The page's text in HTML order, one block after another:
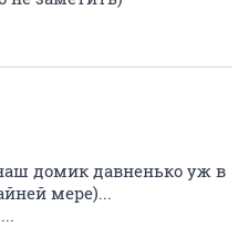
домик давненько уж в
мере)...